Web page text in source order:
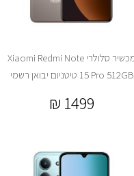
מכשיר סלולרי Xiaomi Redmi Note
15 Pro 512GB טיטניום יבואן רשמי
₪ 1499